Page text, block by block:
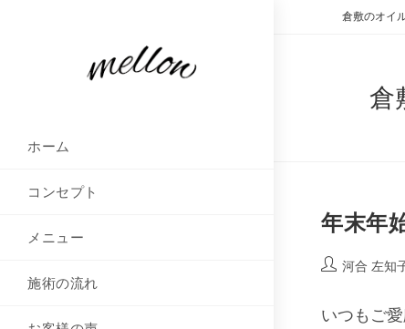
倉敷のオイ
ホーム
コンセプト
メニュー
施術の流れ
倉
年末年
河合 左知
いつもご